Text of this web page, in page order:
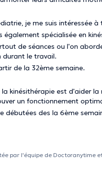
je me suis intéressée
également spécialisée en
de séances ou l'on
durant le travail.
de la 32ème semaine.
kinésithérapie est d'aider
un fonctionnement
débutées des la 6ème
par l'équipe de Doctoranytime